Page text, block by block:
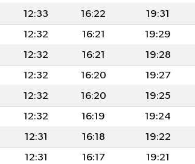
12:33 16:22 19:31
12:32 16:21 19:29
12:32 16:21 19:28
12:32 16:20 19:27
12:32 16:20 19:25
12:32 16:19 19:24
12:31 16:18 19:22
12:31 16:17 19:21